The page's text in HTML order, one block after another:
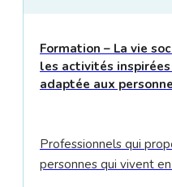
Formation – La vie
les activités
adaptée aux
Professionnels qui
personnes qui vivent